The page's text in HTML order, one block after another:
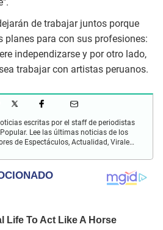
de trabajar juntos porque
planes para con sus profesiones:
independizarse y por otro lado,
trabajar con artistas peruanos.
escritas por el staff de periodistas
Lee las últimas noticias de los
de Espectáculos, Actualidad, Virales,